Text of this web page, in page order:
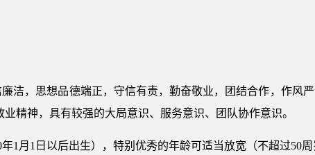
洁，思想品德端正，守信有责，勤奋敬业，团结合作，作风
精神，具有较强的大局意识、服务意识、团队协作意识。
1月1日以后出生），特别优秀的年龄可适当放宽（不超过50